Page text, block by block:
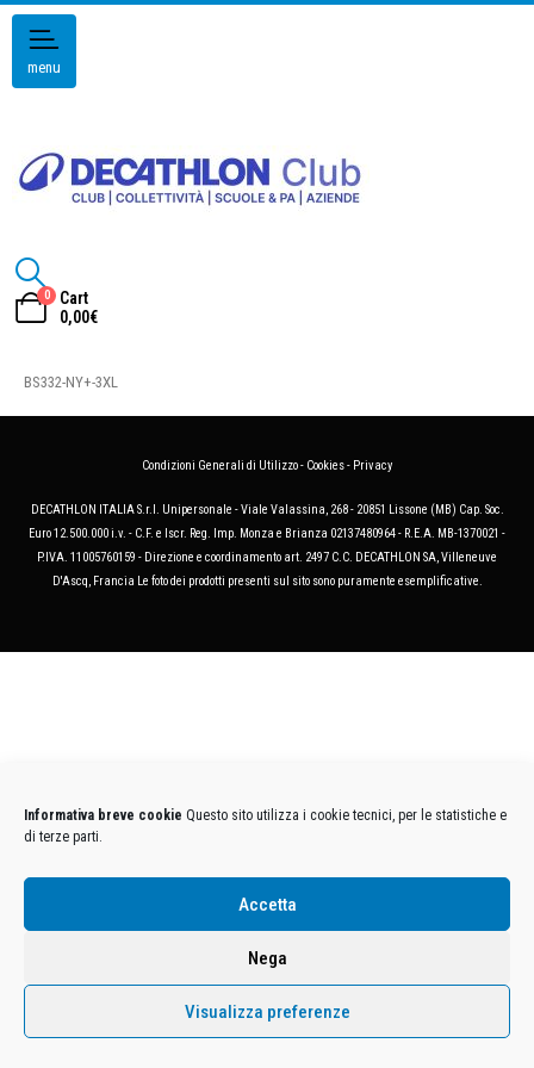
Informativa breve cookie Questo sito utilizza i cookie tecnici, per le statistiche e
di terze parti.
Accetta
Nega
Visualizza preferenze
menu
0
Cart
0,00€
BS332-NY+-3XL
Condizioni Generali di Utilizzo- Cookies- Privacy
DECATHLON ITALIA S.r.l. Unipersonale - Viale Valassina, 268 - 20851 Lissone (MB) Cap. Soc.
Euro 12.500.000 i.v. - C.F. e Iscr. Reg. Imp. Monza e Brianza 02137480964 - R.E.A. MB-1370021 -
P.IVA. 11005760159 - Direzione e coordinamento art. 2497 C.C. DECATHLON SA, Villeneuve
D'Ascq, Francia Le foto dei prodotti presenti sul sito sono puramente esemplificative.